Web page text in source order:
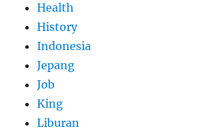
Health
History
Indonesia
Jepang
Job
King
Liburan